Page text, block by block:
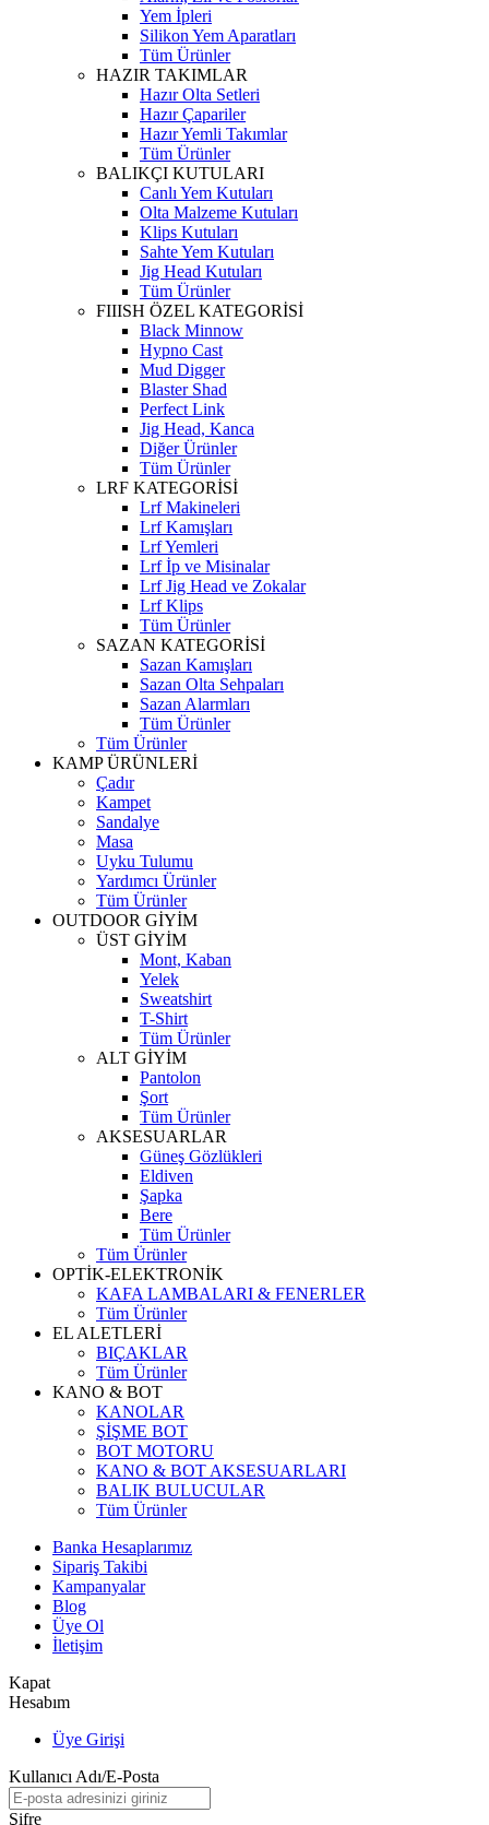
Yem İpleri
Silikon Yem Aparatları
Tüm Ürünler
HAZIR TAKIMLAR
Hazır Olta Setleri
Hazır Çapariler
Hazır Yemli Takımlar
Tüm Ürünler
BALIKÇI KUTULARI
Canlı Yem Kutuları
Olta Malzeme Kutuları
Klips Kutuları
Sahte Yem Kutuları
Jig Head Kutuları
Tüm Ürünler
FIIISH ÖZEL KATEGORİSİ
Black Minnow
Hypno Cast
Mud Digger
Blaster Shad
Perfect Link
Jig Head, Kanca
Diğer Ürünler
Tüm Ürünler
LRF KATEGORİSİ
Lrf Makineleri
Lrf Kamışları
Lrf Yemleri
Lrf İp ve Misinalar
Lrf Jig Head ve Zokalar
Lrf Klips
Tüm Ürünler
SAZAN KATEGORİSİ
Sazan Kamışları
Sazan Olta Sehpaları
Sazan Alarmları
Tüm Ürünler
Tüm Ürünler
KAMP ÜRÜNLERİ
Çadır
Kampet
Sandalye
Masa
Uyku Tulumu
Yardımcı Ürünler
Tüm Ürünler
OUTDOOR GİYİM
ÜST GİYİM
Mont, Kaban
Yelek
Sweatshirt
T-Shirt
Tüm Ürünler
ALT GİYİM
Pantolon
Şort
Tüm Ürünler
AKSESUARLAR
Güneş Gözlükleri
Eldiven
Şapka
Bere
Tüm Ürünler
Tüm Ürünler
OPTİK-ELEKTRONİK
KAFA LAMBALARI & FENERLER
Tüm Ürünler
EL ALETLERİ
BIÇAKLAR
Tüm Ürünler
KANO & BOT
KANOLAR
ŞİŞME BOT
BOT MOTORU
KANO & BOT AKSESUARLARI
BALIK BULUCULAR
Tüm Ürünler
Banka Hesaplarımız
Sipariş Takibi
Kampanyalar
Blog
Üye Ol
İletişim
Kapat
Hesabım
Üye Girişi
Kullanıcı Adı/E-Posta
Şifre